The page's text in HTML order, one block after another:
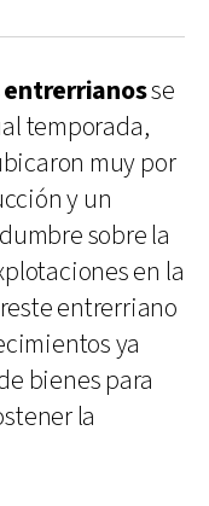
se
temporada,
muy por
y un
sobre la
en la
entrerriano
ya
bienes para
la